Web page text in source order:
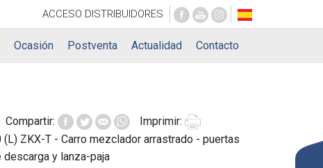
ACCESO DISTRIBUIDORES
Ocasión Postventa Actualidad Contacto
Compartir: Imprimir: